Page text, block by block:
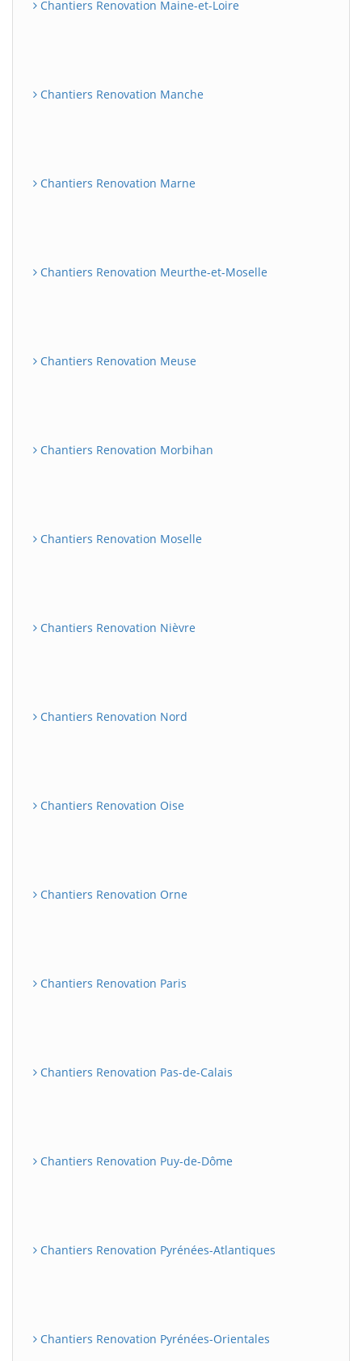
Chantiers Renovation Maine-et-Loire
Chantiers Renovation Manche
Chantiers Renovation Marne
Chantiers Renovation Meurthe-et-Moselle
Chantiers Renovation Meuse
Chantiers Renovation Morbihan
Chantiers Renovation Moselle
Chantiers Renovation Nièvre
Chantiers Renovation Nord
Chantiers Renovation Oise
Chantiers Renovation Orne
Chantiers Renovation Paris
Chantiers Renovation Pas-de-Calais
Chantiers Renovation Puy-de-Dôme
Chantiers Renovation Pyrénées-Atlantiques
Chantiers Renovation Pyrénées-Orientales